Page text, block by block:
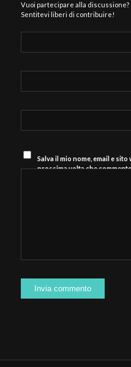
Vuoi partecipare alla discussione?
Sentitevi liberi di contribuire!
Salva il mio nome, email e
prossima volta che